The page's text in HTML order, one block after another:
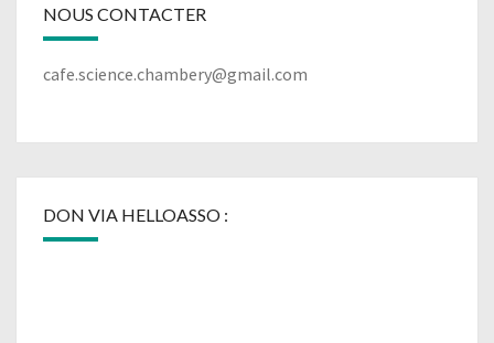
NOUS CONTACTER
cafe.science.chambery@gmail.com
DON VIA HELLOASSO :